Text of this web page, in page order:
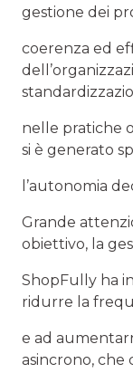
gestione dei
coerenza ed
nelle pratiche
si è generato
l’autonomia
Grande
obiettivo, la
ShopFully ha
ridurre la
e ad
asincrono, che